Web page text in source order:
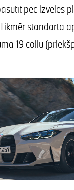
pēc izvēles
standarta
19 collu